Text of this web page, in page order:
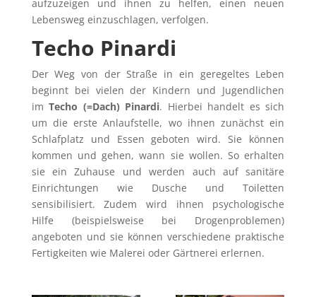
aufzuzeigen und ihnen zu helfen, einen neuen
Lebensweg einzuschlagen, verfolgen.
Techo Pinardi
Der Weg von der Straße in ein geregeltes Leben
beginnt bei vielen der Kindern und Jugendlichen
imTecho (=Dach) Pinardi. Hierbei handelt es sich
um die erste Anlaufstelle, wo ihnen zunächst ein
Schlafplatz und Essen geboten wird. Sie können
kommen und gehen, wann sie wollen. So erhalten
sie ein Zuhause und werden auch auf sanitäre
Einrichtungen wie Dusche und Toiletten
sensibilisiert. Zudem wird ihnen psychologische
Hilfe (beispielsweise bei Drogenproblemen)
angeboten und sie können verschiedene praktische
Fertigkeiten wie Malerei oder Gärtnerei erlernen.